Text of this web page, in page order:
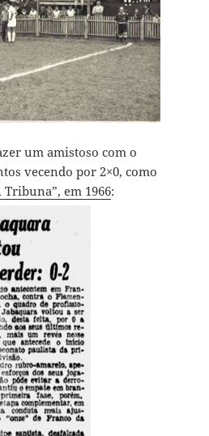
um amistoso com o
vecendo por 2×0, como
Tribuna”, em 1966: